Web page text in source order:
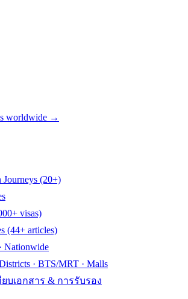
worldwide →
(20+)
visas)
(44+ articles)
Nationwide
· BTS/MRT · Malls
บเอกสาร & การรับรอง